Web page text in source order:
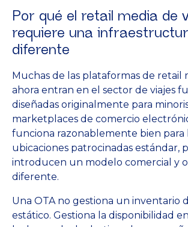
Por qué el retail media de
requiere una
diferente
Muchas de las plataformas de retail
ahora entran en el sector de viajes
diseñadas originalmente para
marketplaces de comercio
funciona razonablemente bien para
ubicaciones patrocinadas estándar,
introducen un modelo comercial y
diferente.
Una OTA no gestiona un inventario
estático. Gestiona la disponibilidad